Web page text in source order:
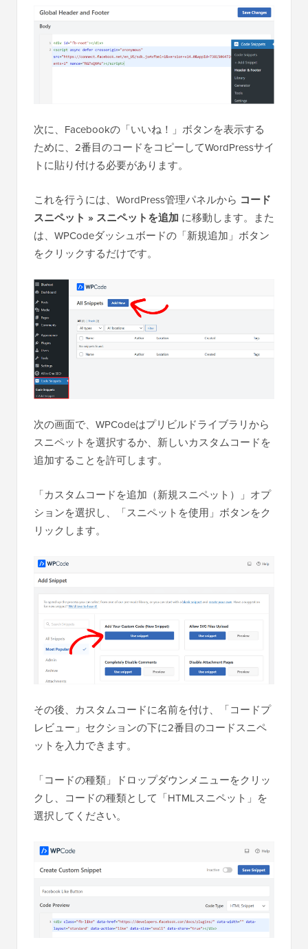
次に、Facebookの「いいね！」ボタンを表示する
ために、2番目のコードをコピーしてWordPressサイ
トに貼り付ける必要があります。
これを行うには、WordPress管理パネルから コード
スニペット » スニペットを追加 に移動します。また
は、WPCodeダッシュボードの「新規追加」ボタン
をクリックするだけです。
次の画面で、WPCodeはプリビルドライブラリから
スニペットを選択するか、新しいカスタムコードを
追加することを許可します。
「カスタムコードを追加（新規スニペット）」オプ
ションを選択し、「スニペットを使用」ボタンをク
リックします。
その後、カスタムコードに名前を付け、「コードプ
レビュー」セクションの下に2番目のコードスニペ
ットを入力できます。
「コードの種類」ドロップダウンメニューをクリッ
クし、コードの種類として「HTMLスニペット」を
選択してください。